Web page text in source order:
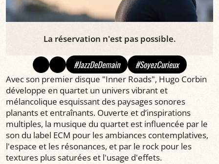
La réservation n'est pas possible.
#JazzDeDemain #SoyezCurieux
Avec son premier disque "Inner Roads", Hugo Corbin
développe en quartet un univers vibrant et
mélancolique esquissant des paysages sonores
planants et entraînants. Ouverte et d’inspirations
multiples, la musique du quartet est influencée par le
son du label ECM pour les ambiances contemplatives,
l'espace et les résonances, et par le rock pour les
textures plus saturées et l'usage d'effets.